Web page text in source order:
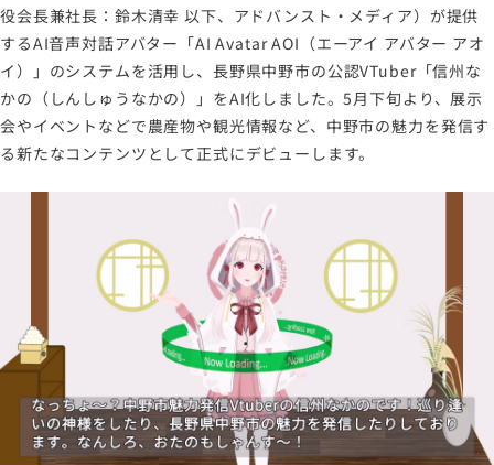
役会長兼社長：鈴木清幸 以下、アドバンスト・メディア）が提供
するAI音声対話アバター「AI Avatar AOI（エーアイ アバター アオ
イ）」のシステムを活用し、長野県中野市の公認VTuber「信州な
かの（しんしゅうなかの）」をAI化しました。5月下旬より、展示
会やイベントなどで農産物や観光情報など、中野市の魅力を発信す
る新たなコンテンツとして正式にデビューします。